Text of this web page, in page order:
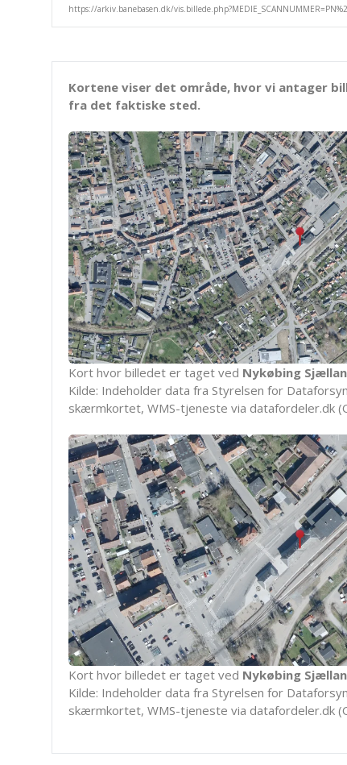
Kortene viser det område, hvor vi antager
fra det faktiske sted.
Kort hvor billedet er taget ved Nykøbing
Kilde: Indeholder data fra Styrelsen for
skærmkortet, WMS-tjeneste via datafordeler.dk
Kort hvor billedet er taget ved Nykøbing
Kilde: Indeholder data fra Styrelsen for
skærmkortet, WMS-tjeneste via datafordeler.dk